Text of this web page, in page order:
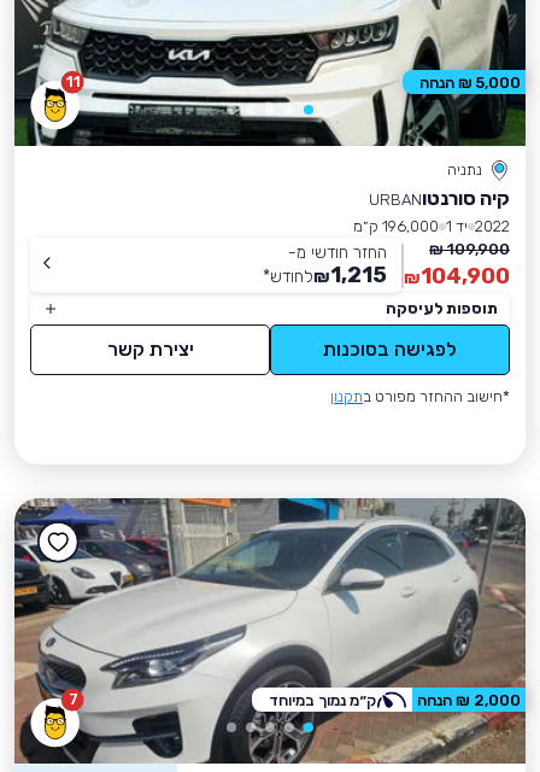
11
נתניה
קיה סורנטוURBAN
2022 יד 1
196,000 ק״מ
109,900 ₪
104,900
₪
החזר חודשי מ-
1,215
₪לחודש*
תוספות לעיסקה
לפגישה בסוכנות יצירת קשר
*חישוב ההחזר מפורט בתקנון
5,000 ₪ הנחה
7 2,000 ₪ הנחה ק״מ נמוך במיוחד